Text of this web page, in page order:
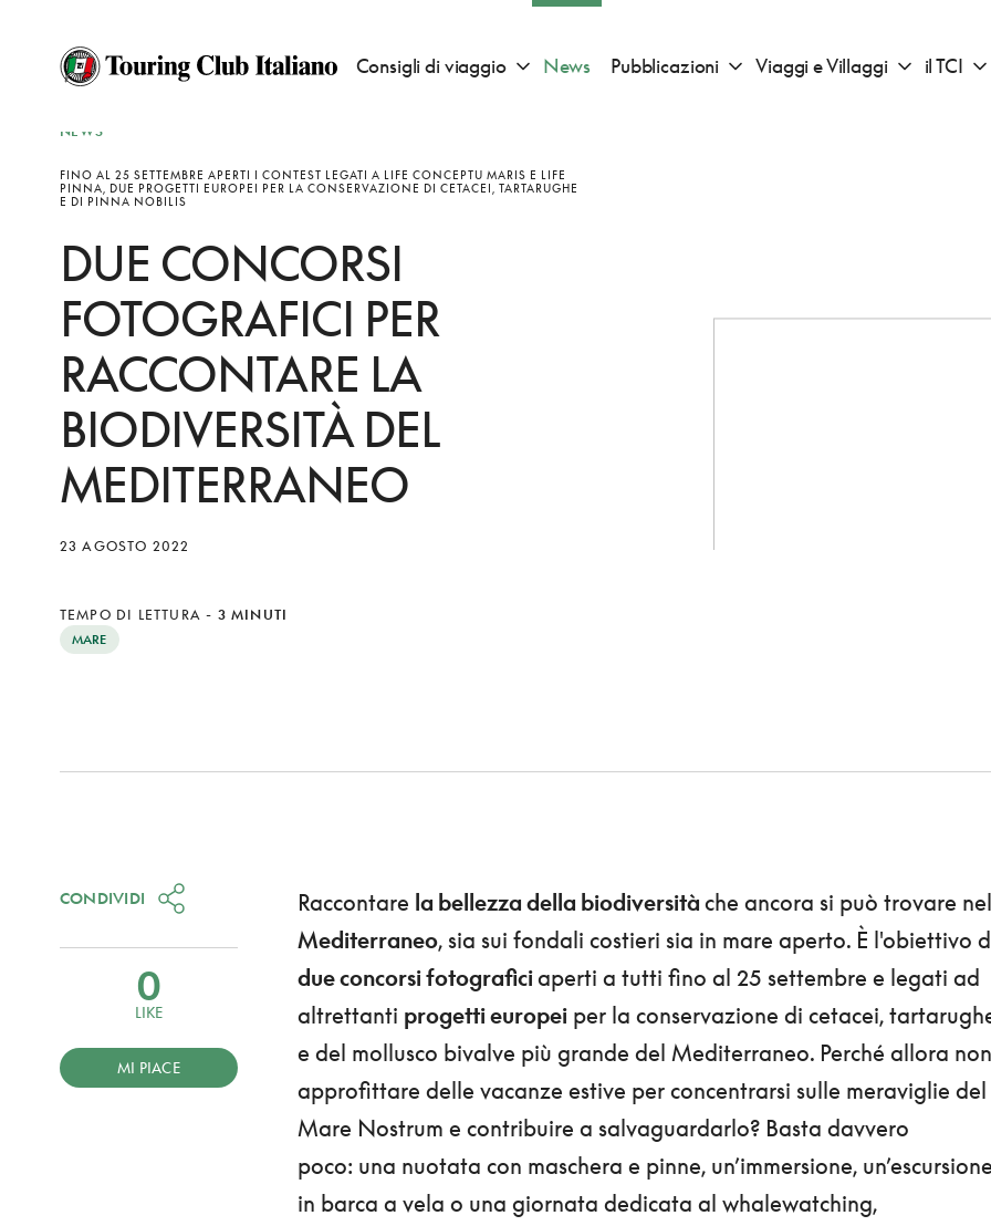
Consigli di viaggio Apri sotto menu "Consigli di viaggio"
News Pubblicazioni Apri sotto menu "Pubblicazioni"
Viaggi e Villaggi Apri sotto
il TCI
NEWS
FINO AL 25 SETTEMBRE APERTI I CONTEST LEGATI A LIFE CONCEPTU MARIS E LIFE
PINNA, DUE PROGETTI EUROPEI PER LA CONSERVAZIONE DI CETACEI, TARTARUGHE
E DI PINNA NOBILIS
DUE CONCORSI
FOTOGRAFICI PER
RACCONTARE LA
BIODIVERSITÀ DEL
MEDITERRANEO
23 AGOSTO 2022
TEMPO DI LETTURA - 3 MINUTI
MARE
Raccontare la bellezza della biodiversità che ancora si può trovare nel
Mediterraneo, sia sui fondali costieri sia in mare aperto. È l'obiettivo
due concorsi fotograficiaperti a tutti fino al 25 settembre e legati ad
altrettanti progetti europeiper la conservazione di cetacei,
e del mollusco bivalve più grande del Mediterraneo. Perché allora non
approfittare delle vacanze estive per concentrarsi sulle meraviglie del
Mare Nostrum e contribuire a salvaguardarlo? Basta davvero
poco: una nuotata con maschera e pinne, un’immersione,
in barca a vela o una giornata dedicata al whalewatching,
CONDIVIDI
0
LIKE
MI PIACE